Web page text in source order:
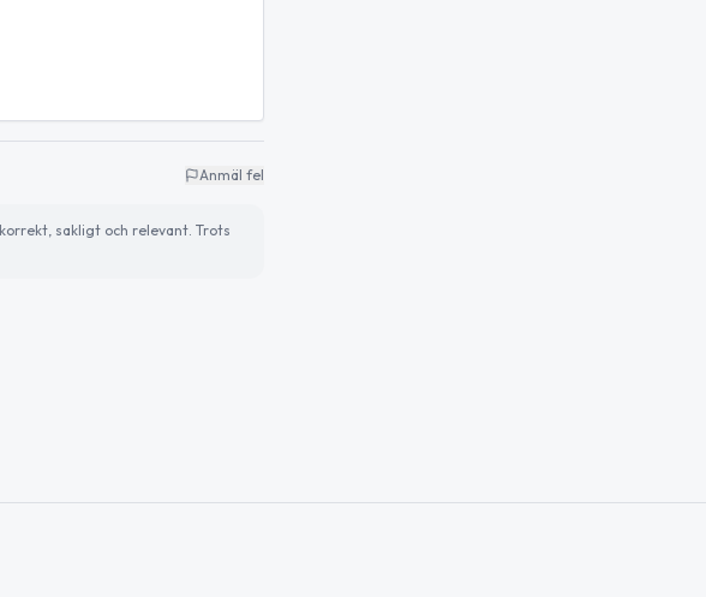
Anmäl fel
sakligt och relevant. Trots